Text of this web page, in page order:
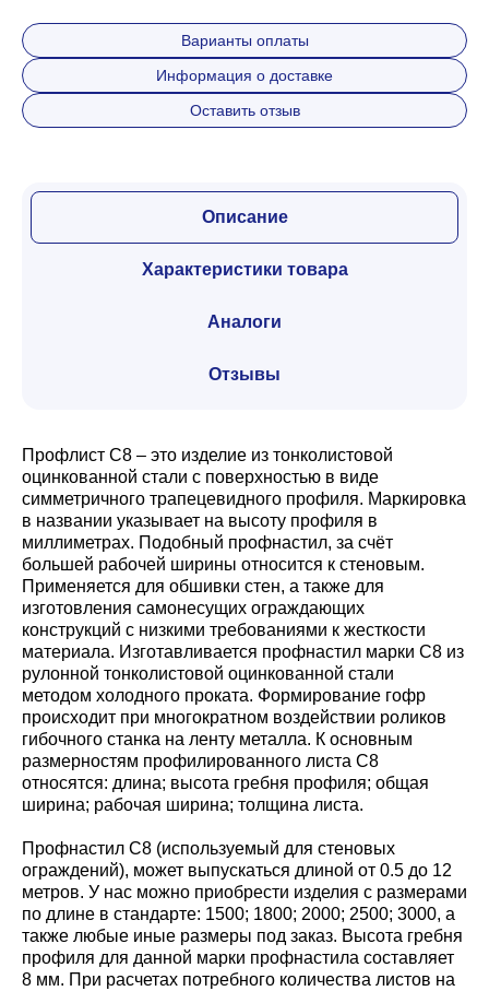
Варианты оплаты
Информация о доставке
Оставить отзыв
Описание
Характеристики товара
Аналоги
Отзывы
Профлист С8 – это изделие из тонколистовой
оцинкованной стали с поверхностью в виде
симметричного трапецевидного профиля. Маркировка
в названии указывает на высоту профиля в
миллиметрах. Подобный профнастил, за счёт
большей рабочей ширины относится к стеновым.
Применяется для обшивки стен, а также для
изготовления самонесущих ограждающих
конструкций с низкими требованиями к жесткости
материала. Изготавливается профнастил марки С8 из
рулонной тонколистовой оцинкованной стали
методом холодного проката. Формирование гофр
происходит при многократном воздействии роликов
гибочного станка на ленту металла. К основным
размерностям профилированного листа С8
относятся: длина; высота гребня профиля; общая
ширина; рабочая ширина; толщина листа.
Профнастил С8 (используемый для стеновых
ограждений), может выпускаться длиной от 0.5 до 12
метров. У нас можно приобрести изделия с размерами
по длине в стандарте: 1500; 1800; 2000; 2500; 3000, а
также любые иные размеры под заказ. Высота гребня
профиля для данной марки профнастила составляет
8 мм. При расчетах потребного количества листов на